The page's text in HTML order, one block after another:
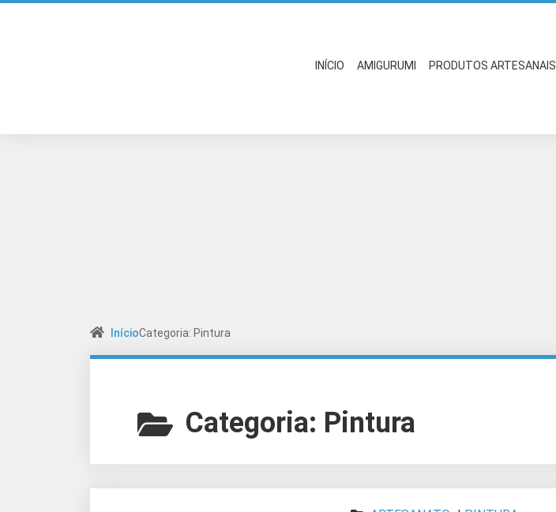
INÍCIO AMIGURUMI PRODUTOS ARTESANAIS
InícioCategoria: Pintura
Categoria: Pintura